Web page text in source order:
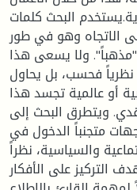
البحث كلمات
الاتجاه وهو في طور
ولا يسعى هذا
فحسب، بل يحاول
أو عالمية تجسد هذا
ويتطرق البحث إلى
متجنباً الدخول في
والسياسية، نظراً
التركيز على الأفكار